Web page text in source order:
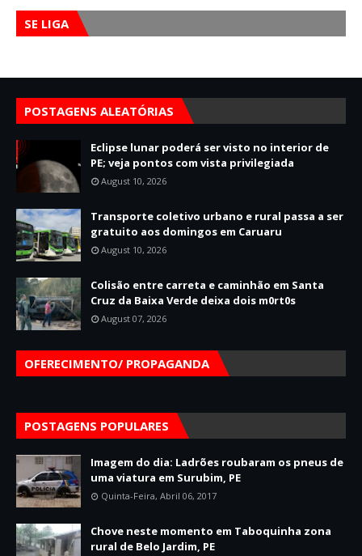
SE LIGA
POSTAGENS ALEATÓRIAS
Eclipse lunar poderá ser visto no interior de
PE; veja pontos com vista privilegiada
August 10, 2026
Transporte coletivo urbano e rural passa a ser
gratuito aos domingos em Caruaru
August 10, 2026
Colisão entre carreta e caminhão em Santa
Cruz da Baixa Verde deixa dois m0rt0s
August 07, 2026
OFERECIMENTO/ PROPAGANDA
POSTAGENS POPULARES
Imagem do dia: Ladrões roubaram os pneus de
uma viatura em Surubim, PE
Quinta-Feira, Abril 06, 2017
Chove neste momento em Taboquinha zona
rural de Belo Jardim, PE